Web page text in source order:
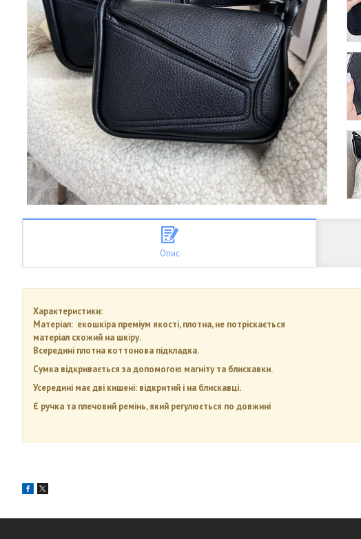
Опис
Характеристики:
Матеріал: екошкіра преміум якості, плотна, не потріскається
матеріал схожий на шкіру.
Всередині плотна коттонова підкладка.
Сумка відкривається за допомогою магніту та блискавки.
Усередині має дві кишені: відкритий і на блискавці.
Є ручка та плечовий ремінь, який регулюється по довжині